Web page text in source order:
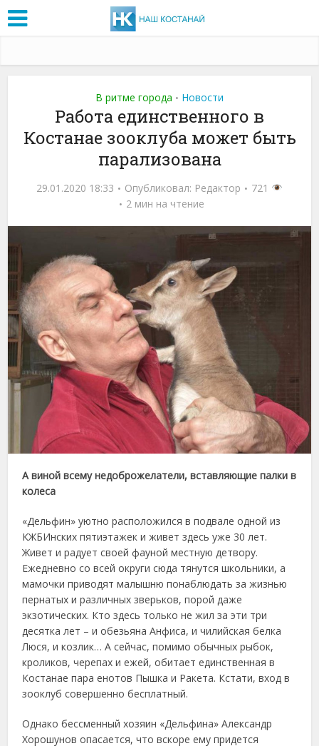
В ритме города • Новости
Работа единственного в
Костанае зооклуба может быть
парализована
29.01.2020 18:33 Опубликовал: Редактор
721
2 мин на чтение
А виной всему недоброжелатели, вставляющие палки в
колеса
«Дельфин» уютно расположился в подвале одной из
КЖБИнских пятиэтажек и живет здесь уже 30 лет.
Живет и радует своей фауной местную детвору.
Ежедневно со всей округи сюда тянутся школьники, а
мамочки приводят малышню понаблюдать за жизнью
пернатых и различных зверьков, порой даже
экзотических. Кто здесь только не жил за эти три
десятка лет – и обезьяна Анфиса, и чилийская белка
Люся, и козлик… А сейчас, помимо обычных рыбок,
кроликов, черепах и ежей, обитает единственная в
Костанае пара енотов Пышка и Ракета. Кстати, вход в
зооклуб совершенно бесплатный.
Однако бессменный хозяин «Дельфина» Александр
Хорошунов опасается, что вскоре ему придется